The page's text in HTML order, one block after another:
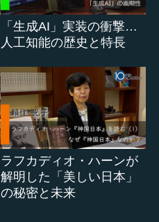
「生成AI」実装の衝撃…
人工知能の歴史と特長
ラフカディオ・ハーンが
解明した「美しい日本」
の秘密と未来